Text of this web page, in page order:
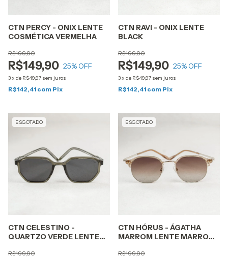
CTN PERCY - ONIX LENTE
COSMÉTICA VERMELHA
R$149,90
R$199,90
25% OFF
3x de R$49,97 sem juros
R$142,41 com Pix
CTN RAVI - ONIX LENTE
BLACK
R$149,90
R$199,90
25% OFF
3x de R$49,97 sem juros
R$142,41 com Pix
ESGOTADO
CTN CELESTINO -
QUARTZO VERDE LENTE
R$199,90
ESGOTADO
CTN HÓRUS - ÁGATHA
MARROM LENTE MARROM
R$199,90